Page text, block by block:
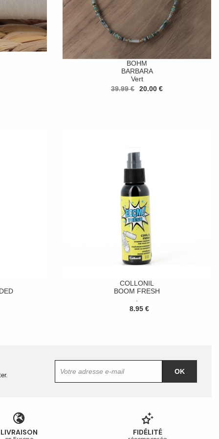
BOHM
BARBARA
Vert
39.99 €
20.00 €
COLLONIL
BOOM FRESH
8.95 €
OK
LIVRAISON FIDÉLITÉ